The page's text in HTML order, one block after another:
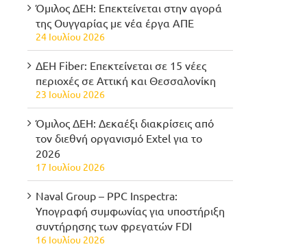
Όμιλος ΔΕΗ: Επεκτείνεται στην αγορά
της Ουγγαρίας με νέα έργα ΑΠΕ
24 Ιουλίου 2026
ΔΕΗ Fiber: Επεκτείνεται σε 15 νέες
περιοχές σε Αττική και Θεσσαλονίκη
23 Ιουλίου 2026
Όμιλος ΔΕΗ: Δεκαέξι διακρίσεις από
τον διεθνή οργανισμό Extel για το
2026
17 Ιουλίου 2026
Naval Group – PPC Inspectra:
Υπογραφή συμφωνίας για υποστήριξη
συντήρησης των φρεγατών FDI
16 Ιουλίου 2026